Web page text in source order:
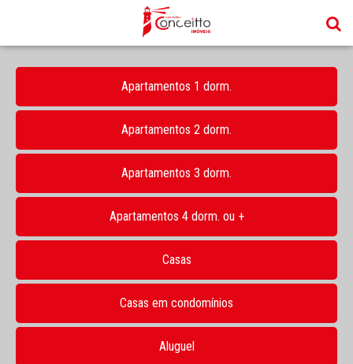
Apartamentos 1 dorm.
Apartamentos 2 dorm.
Apartamentos 3 dorm.
Apartamentos 4 dorm. ou +
Casas
Casas em condomínios
Aluguel